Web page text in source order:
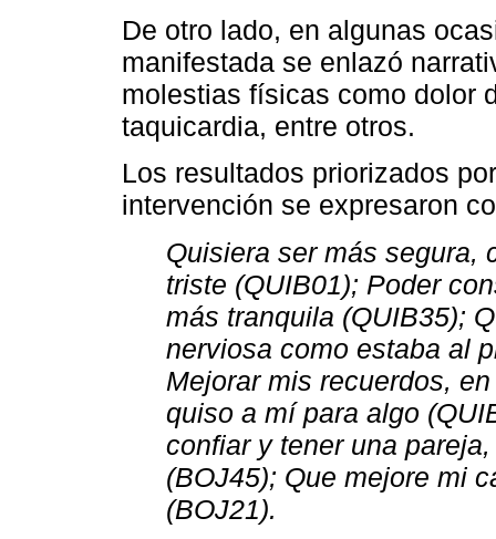
De otro lado, en algunas
manifestada se enlazó
molestias físicas como dolor
taquicardia, entre otros.
Los resultados priorizados
intervención se expresaron
Quisiera ser más segura,
triste (QUIB01); Poder
más tranquila (QUIB35);
nerviosa como estaba al
Mejorar mis recuerdos,
quiso a mí para algo
confiar y tener una
(BOJ45); Que mejore mi
(BOJ21).